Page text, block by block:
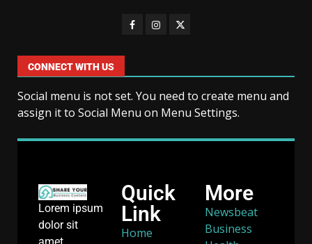
CONNECT WITH US
Social menu is not set. You need to create menu and
assign it to Social Menu on Menu Settings.
Lorem ipsum
dolor sit
Quick
Link
Home
More
Newsbeat
Business